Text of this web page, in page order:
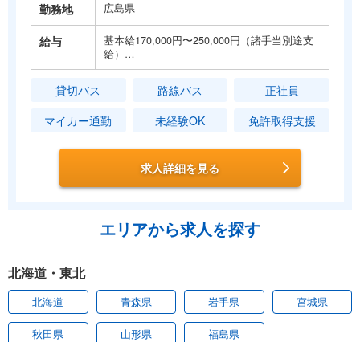
勤務地 広島県
給与
基本給170,000円〜250,000円（諸手当別途支
給）…
貸切バス 路線バス
正社員
マイカー通勤
未経験OK 免許取得支援
求人詳細を見る
エリアから求人を探す
北海道・東北
北海道 青森県 岩手県 宮城県
秋田県 山形県 福島県